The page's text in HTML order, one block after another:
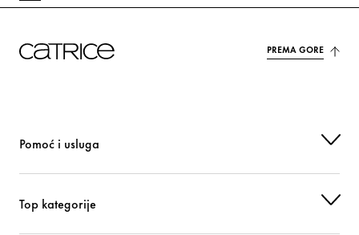
PREMA GORE
Pomoć i usluga
Top kategorije